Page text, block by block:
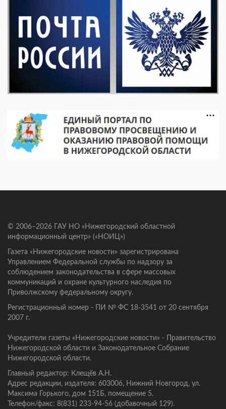
© 2006–2026 ГАУ НО «Нижегородский областной
информационный центр» («НОИЦ»)
Газета «Нижегородские новости» зарегистрирована
Управлением Федеральной службы по надзору за
соблюдением законодательства в сфере массовых
коммуникаций и охране культурного наследия по
Приволжскому федеральному округу.
Регистрационный номер - ПИ № ФС 18-3541 от 20 сентября
2007 г.
Учредители газеты «Нижегородские новости» - Правительство
Нижегородской области и Законодательное Собрание
Нижегородской области.
Главный редактор: Клещёв А.Н.
Адрес редакции, издателя: 603006, Нижний Новгород, ул.
Максима Горького, дом 151Б, помещение 5.
Телефон/факс: 8(831) 233-94-56 (добавочный 129).